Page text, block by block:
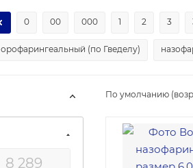
0 00 000 1 2 3
орофарингеальный (по Гведелу)
По умолчанию